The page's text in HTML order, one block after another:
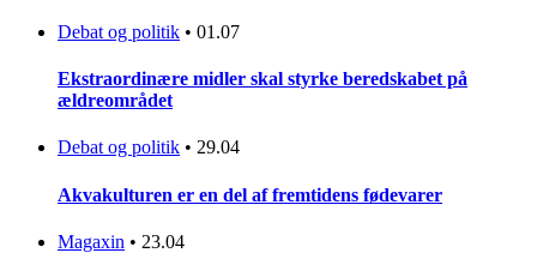
Debat og politik • 01.07
Ekstraordinære midler skal styrke beredskabet på
ældreområdet
Debat og politik • 29.04
Akvakulturen er en del af fremtidens fødevarer
Magaxin • 23.04